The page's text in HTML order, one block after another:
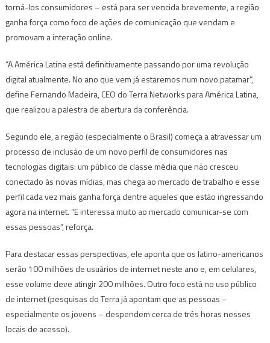
torná-los consumidores – está para ser vencida brevemente, a região
ganha força como foco de ações de comunicação que vendam e
promovam a interação online.
“A América Latina está definitivamente passando por uma revolução
digital atualmente. No ano que vem já estaremos num novo patamar”,
define Fernando Madeira, CEO do Terra Networks para América Latina,
que realizou a palestra de abertura da conferência.
Segundo ele, a região (especialmente o Brasil) começa a atravessar um
processo de inclusão de um novo perfil de consumidores nas
tecnologias digitais: um público de classe média que não cresceu
conectado às novas mídias, mas chega ao mercado de trabalho e esse
perfil cada vez mais ganha força dentre aqueles que estão ingressando
agora na internet. “E interessa muito ao mercado comunicar-se com
essas pessoas”, reforça.
Para destacar essas perspectivas, ele aponta que os latino-americanos
serão 100 milhões de usuários de internet neste ano e, em celulares,
esse volume deve atingir 200 milhões. Outro foco está no uso público
de internet (pesquisas do Terra já apontam que as pessoas –
especialmente os jovens – despendem cerca de três horas nesses
locais de acesso).